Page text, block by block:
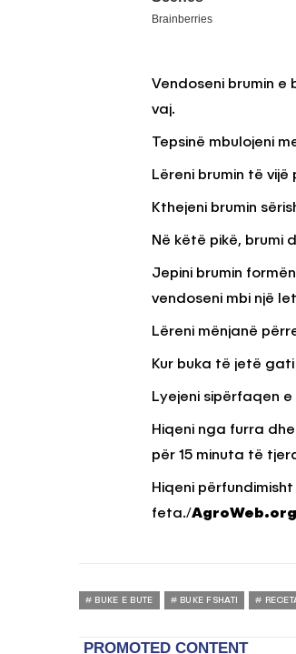
Vendoseni brumin e
vaj.
Tepsinë mbulojeni
Lëreni brumin të
Kthejeni brumin
Në këtë pikë, brumi
Jepini brumin
vendoseni mbi një
Lëreni mënjanë
Kur buka të jetë gati
Lyejeni sipërfaqen
Hiqeni nga furra
për 15 minuta të
Hiqeni
feta./AgroWeb.org
BUKE E BUTE BUKE FSHATI